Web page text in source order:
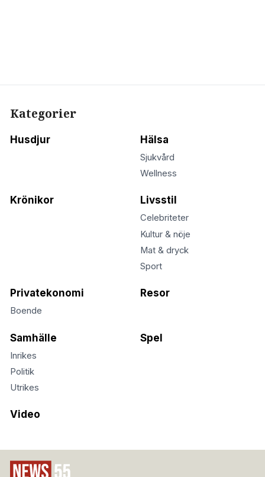
Kategorier
Husdjur Hälsa
Sjukvård
Wellness
Krönikor Livsstil
Celebriteter
Kultur & nöje
Mat & dryck
Sport
Privatekonomi
Boende
Resor
Samhälle
Inrikes
Politik
Utrikes
Spel
Video